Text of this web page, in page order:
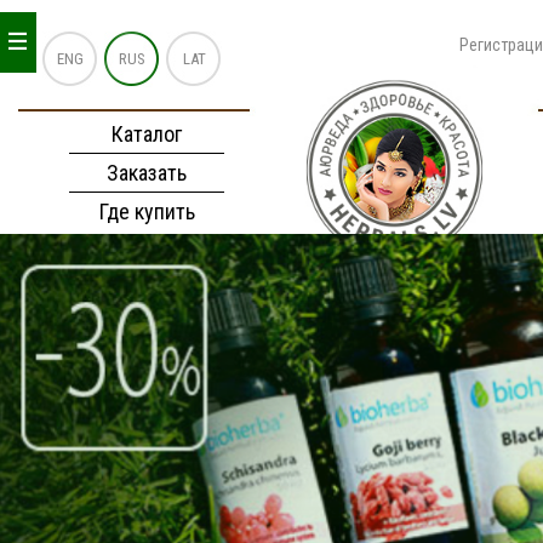
ENG RUS LAT
Каталог
Заказать
Где купить
_
_
_